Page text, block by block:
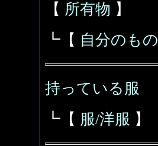
【 所有物 】
┗【 自分のもの
持っている服
┗【 服/洋服 】